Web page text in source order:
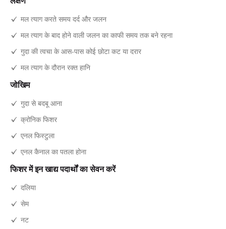
मल त्याग करते समय दर्द और जलन
मल त्याग के बाद होने वाली जलन का काफी समय तक बने रहना
गुदा की त्वचा के आस-पास कोई छोटा कट या दरार
मल त्याग के दौरान रक्त हानि
जोखिम
गुदा से बदबू आना
क्रोनिक फिशर
एनल फिस्टुला
एनल कैनाल का पतला होना
फिशर में इन खाद्य पदार्थों का सेवन करें
दलिया
सेम
नट